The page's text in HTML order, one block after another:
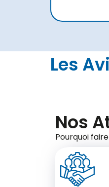
Les
Nos
Pourquoi